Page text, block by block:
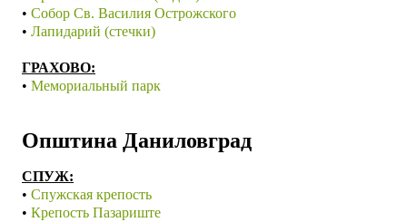
• Собор Св. Василия Острожского
• Лапидарий (стечки)
ГРАХОВО:
• Мемориальный парк
Општина Даниловград
СПУЖ:
• Спужская крепость
• Крепость Пазариште